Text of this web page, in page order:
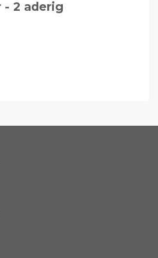
2 aderig